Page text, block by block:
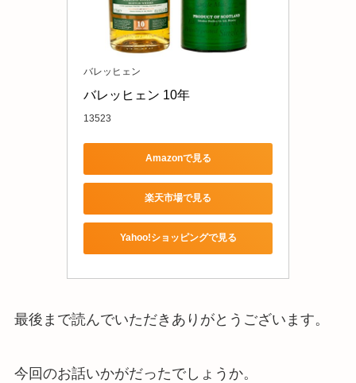
バレッヒェン
バレッヒェン 10年
13523
Amazonで見る
楽天市場で見る
Yahoo!ショッピングで見る
最後まで読んでいただきありがとうございます。
今回のお話いかがだったでしょうか。